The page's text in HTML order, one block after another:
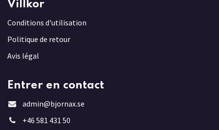
Villkor
Conditions d'utilisation
Politique de retour
Avis légal
Entrer en contact
admin@bjornax.se
+46 581 431 50